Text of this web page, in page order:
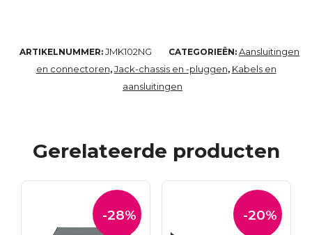
ARTIKELNUMMER: JMK102NG CATEGORIEËN: Aansluitingen
en connectoren, Jack-chassis en -pluggen, Kabels en
aansluitingen
Gerelateerde producten
-28% -20%